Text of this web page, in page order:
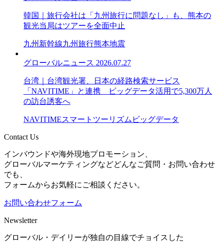
韓国｜旅行会社は「九州旅行に問題なし」も、熊本の
観光当局はツアーを全面中止
九州新幹線九州旅行熊本地震
グローバルニュース 2026.07.27
台湾｜台湾観光署、日本の経路検索サービス
「NAVITIME」と連携 ビッグデータ活用で5,300万人
の訪台誘客へ
NAVITIMEスマートツーリズム ビッグデータ
Contact Us
インバウンドや海外現地プロモーション、
グローバルマーケティングなどどんなご質問・お問い合わせ
でも、
フォームからお気軽にご相談ください。
お問い合わせフォーム
Newsletter
グローバル・デイリーが独自の目線でチョイスした